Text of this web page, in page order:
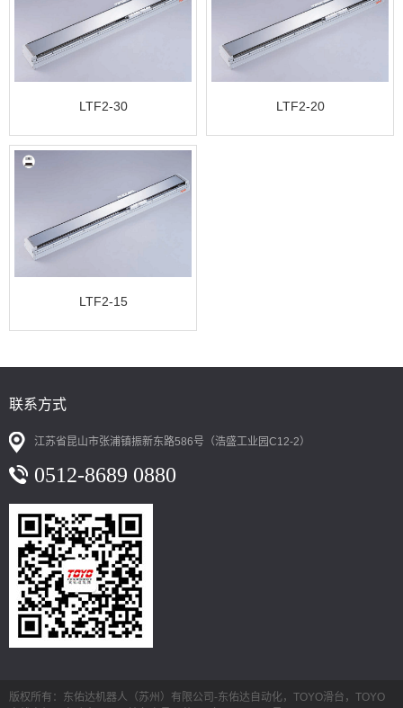
LTF2-30 LTF2-20
LTF2-15
联系方式
江苏省昆山市张浦镇振新东路586号（浩盛工业园C12-2）
0512-8689 0880
版权所有：东佑达机器人（苏州）有限公司-东佑达自动化，TOYO滑台，TOYO